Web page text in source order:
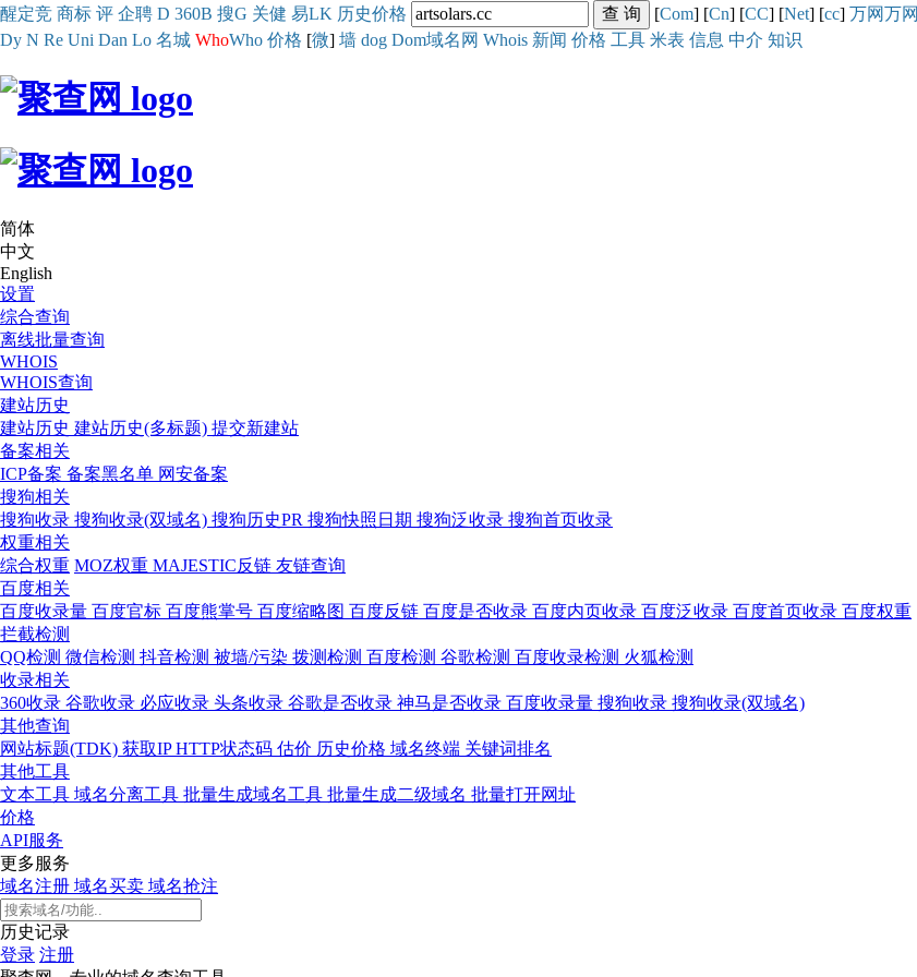
醒定竞 商标 评 企聘 D 360B 搜G 关健 易LK 历史价格 [Com] [Cn] [CC] [Net] [cc] 万网万网
Dy N Re Uni Dan Lo 名城 WhoWho 价格 [微] 墙 dog Dom域名网 Whois 新闻 价格 工具 米表 信息 中介 知识